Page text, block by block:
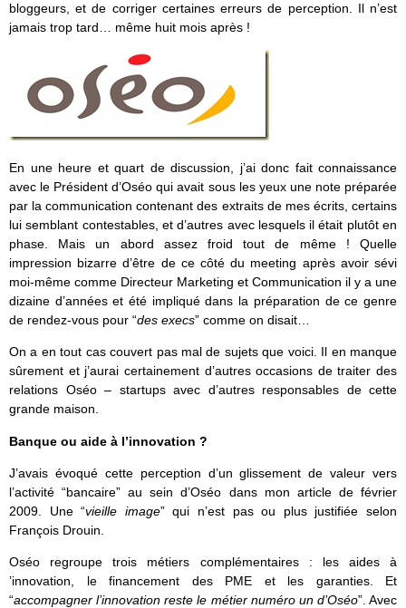
bloggeurs, et de corriger certaines erreurs de perception. Il n’est
jamais trop tard… même huit mois après !
En une heure et quart de discussion, j’ai donc fait connaissance
avec le Président d’Oséo qui avait sous les yeux une note préparée
par la communication contenant des extraits de mes écrits, certains
lui semblant contestables, et d’autres avec lesquels il était plutôt en
phase. Mais un abord assez froid tout de même ! Quelle
impression bizarre d’être de ce côté du meeting après avoir sévi
moi-même comme Directeur Marketing et Communication il y a une
dizaine d’années et été impliqué dans la préparation de ce genre
de rendez-vous pour “des execs” comme on disait…
On a en tout cas couvert pas mal de sujets que voici. Il en manque
sûrement et j’aurai certainement d’autres occasions de traiter des
relations Oséo – startups avec d’autres responsables de cette
grande maison.
Banque ou aide à l’innovation ?
J’avais évoqué cette perception d’un glissement de valeur vers
l’activité “bancaire” au sein d’Oséo dans mon article de février
2009. Une “vieille image” qui n’est pas ou plus justifiée selon
François Drouin.
Oséo regroupe trois métiers complémentaires : les aides à
’innovation, le financement des PME et les garanties. Et
“accompagner l’innovation reste le métier numéro un d’Oséo”. Avec